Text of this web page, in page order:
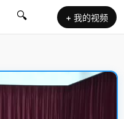
🔍 + 我的视频